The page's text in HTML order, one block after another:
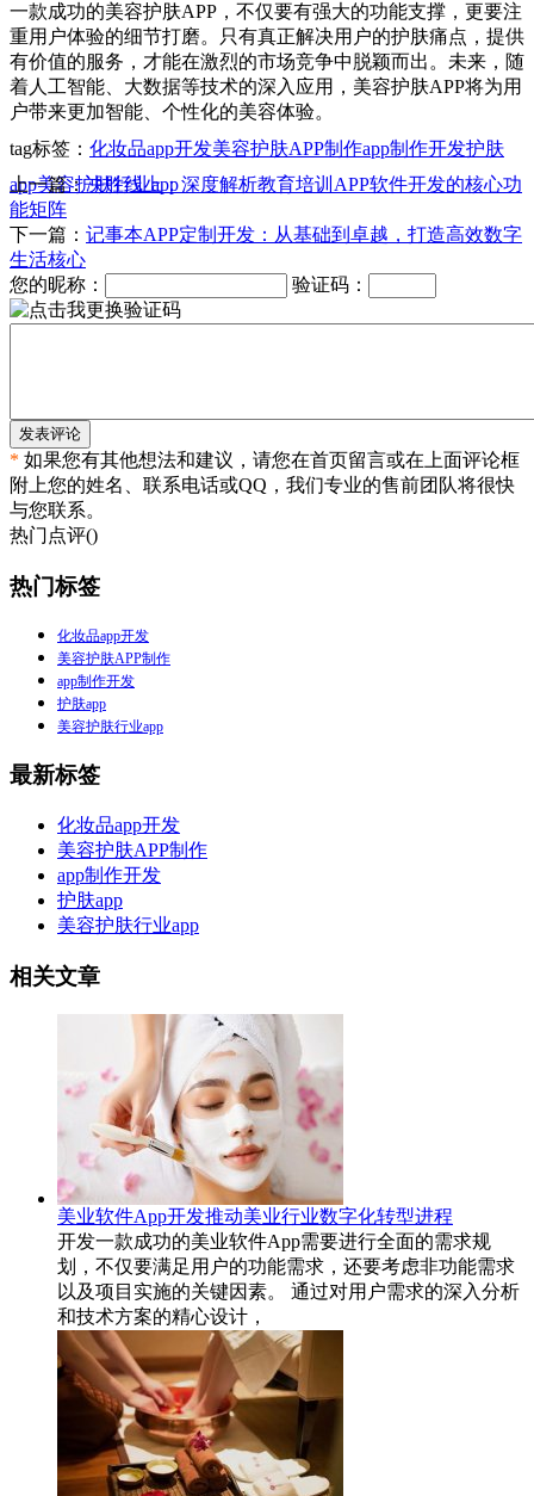
一款成功的美容护肤APP，不仅要有强大的功能支撑，更要注
重用户体验的细节打磨。只有真正解决用户的护肤痛点，提供
有价值的服务，才能在激烈的市场竞争中脱颖而出。未来，随
着人工智能、大数据等技术的深入应用，美容护肤APP将为用
户带来更加智能、个性化的美容体验。
tag标签： 化妆品app开发美容护肤APP制作app制作开发护肤
app美容护肤行业app
上一篇：决胜线上：深度解析教育培训APP软件开发的核心功
能矩阵
下一篇： 记事本APP定制开发：从基础到卓越，打造高效数字
生活核心
您的昵称：
验证码：
发表评论
* 如果您有其他想法和建议，请您在首页留言或在上面评论框
附上您的姓名、联系电话或QQ，我们专业的售前团队将很快
与您联系。
热门点评()
热门标签
化妆品app开发
美容护肤APP制作
app制作开发
护肤app
美容护肤行业app
最新标签
化妆品app开发
美容护肤APP制作
app制作开发
护肤app
美容护肤行业app
相关文章
美业软件App开发推动美业行业数字化转型进程
开发一款成功的美业软件App需要进行全面的需求规
划，不仅要满足用户的功能需求，还要考虑非功能需求
以及项目实施的关键因素。 通过对用户需求的深入分析
和技术方案的精心设计，